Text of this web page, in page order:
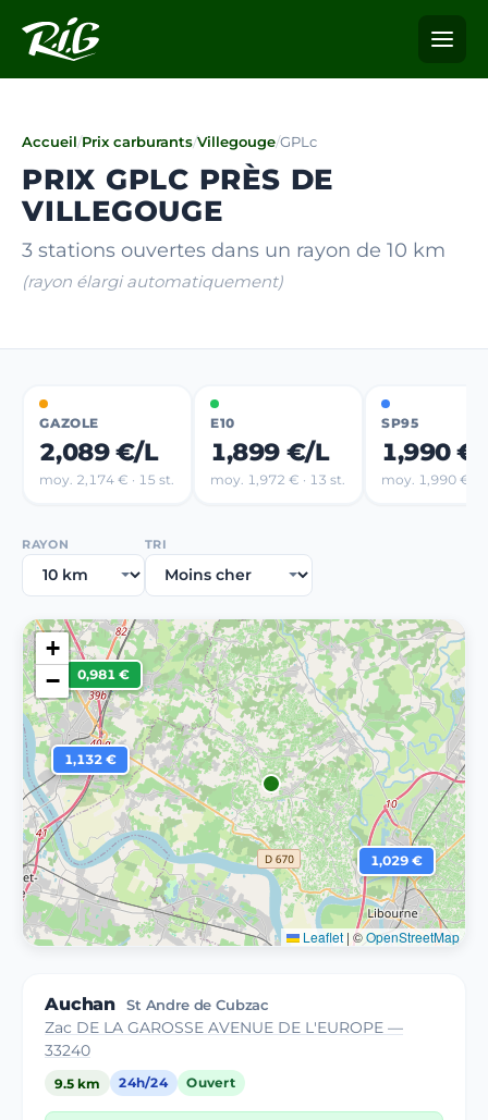
Accueil/Prix carburants/Villegouge/GPLc
PRIX GPLC PRÈS DE
VILLEGOUGE
3 stations ouvertes dans un rayon de 10 km
(rayon élargi automatiquement)
GAZOLE
2,089 €/L
moy. 2,174 € · 15 st.
E10
1,899 €/L
moy. 1,972 € · 13 st.
SP95
1,990
moy. 1,990 € ·
RAYON TRI
0,981 €
1,029 €
1,132 €
+
−
Leaflet | ©OpenStreetMap
Auchan St Andre de Cubzac
Zac DE LA GAROSSE AVENUE DE L'EUROPE —
33240
9.5 km 24h/24 Ouvert